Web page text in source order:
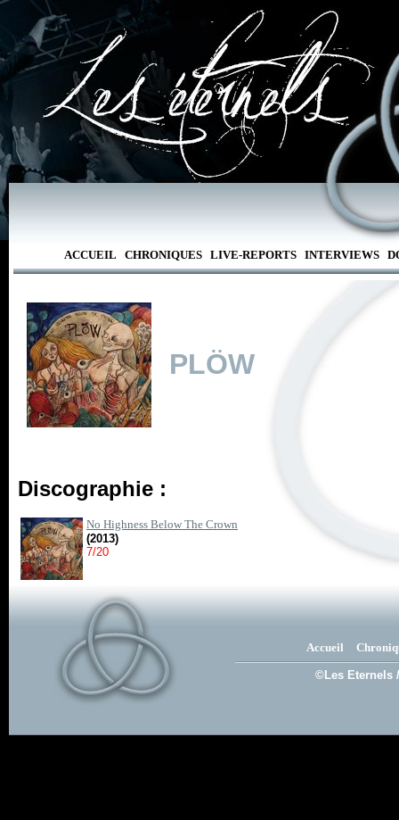
ACCUEIL CHRONIQUES LIVE-REPORTS INTERVIEWS
PLÖW
Discographie :
No Highness Below The Crown
(2013)
7/20
Accueil
©Les Eternels